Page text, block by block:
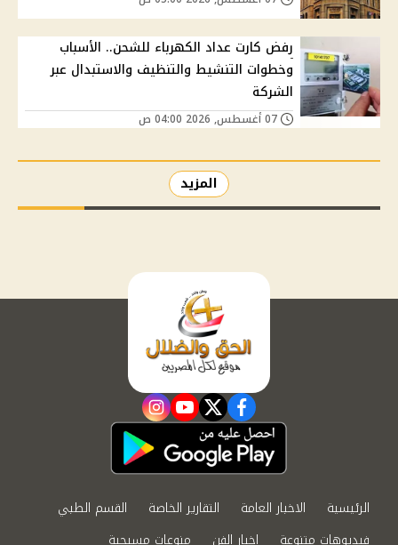
رفض كارت عداد الكهرباء للشحن.. الأسباب
وخطوات التنشيط والتنظيف والاستبدال عبر
الشركة
المزيد
facebook
twitter
youtube
instagram
الرئيسية الاخبار العامة التقارير الخاصة
القسم الطبي
فيديوهات متنوعة
اخبار الفن منوعات مسيحية